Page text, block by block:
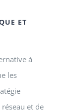
ET
à
les
et de